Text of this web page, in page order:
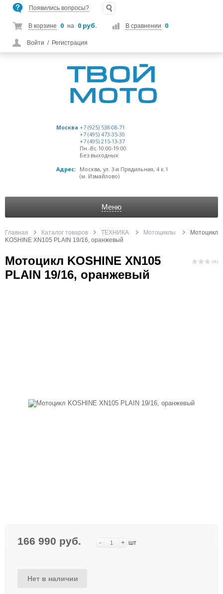
Появились вопросы?
В корзине 0 на 0 руб. В сравнении 0
Войти / Регистрация
Москва +7 (925) 538-08-71
+7 (495) 473-35-30
+7 (495) 215-13-37
Пн.-Вс.10:00-19:00
Без выходных
Адрес:
Москва, ул. 3-я Прядильная, 4 к.1
(м. Измайлово)
Меню
Главная Каталог товаров ТЕХНИКА Мотоциклы
Мотоцикл
KOSHINE XN105 PLAIN 19/16, оранжевый
Мотоцикл KOSHINE XN105
PLAIN 19/16, оранжевый
( 0 )
166 990 руб. - + шт
Нет в наличии